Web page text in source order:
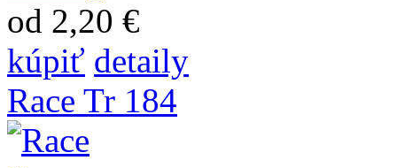
od 2,20 €
kúpiť detaily
Race Tr 184